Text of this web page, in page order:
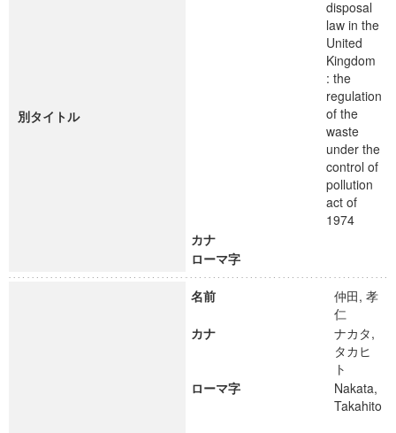
別タイトル
disposal
law in the
United
Kingdom
: the
regulation
of the
waste
under the
control of
pollution
act of
1974
カナ
ローマ字
名前
仲田, 孝
仁
カナ
ナカタ,
タカヒ
ト
ローマ字
Nakata,
Takahito